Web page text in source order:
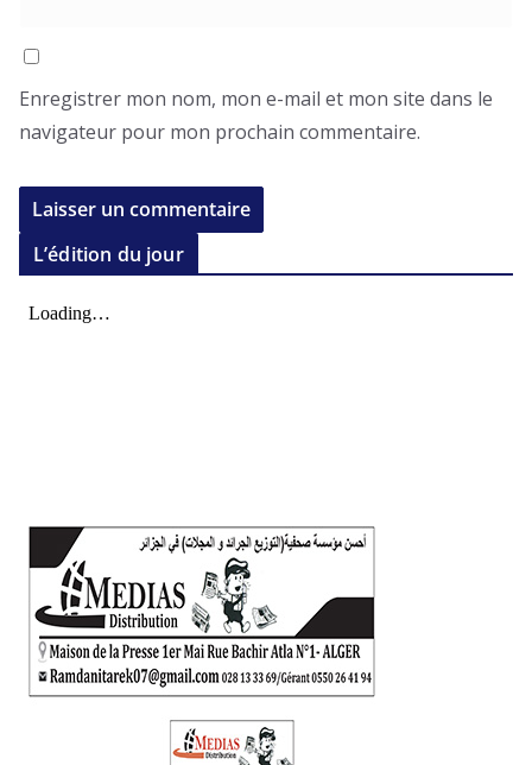
Enregistrer mon nom, mon e-mail et mon site dans le
navigateur pour mon prochain commentaire.
L’édition du jour